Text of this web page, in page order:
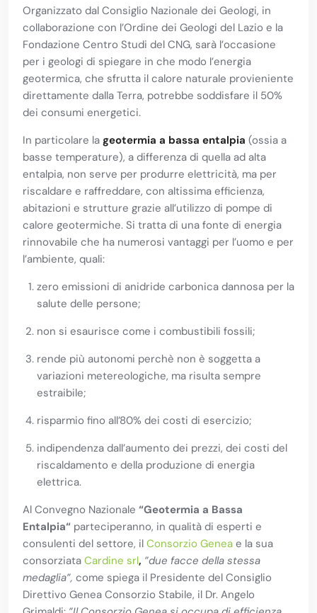
Organizzato dal Consiglio Nazionale dei Geologi, in
collaborazione con l’Ordine dei Geologi del Lazio e la
Fondazione Centro Studi del CNG, sarà l’occasione
per i geologi di spiegare in che modo l’energia
geotermica, che sfrutta il calore naturale provieniente
direttamente dalla Terra, potrebbe soddisfare il 50%
dei consumi energetici.
In particolare la geotermia a bassa entalpia (ossia a
basse temperature), a differenza di quella ad alta
entalpia, non serve per produrre elettricità, ma per
riscaldare e raffreddare, con altissima efficienza,
abitazioni e strutture grazie all’utilizzo di pompe di
calore geotermiche. Si tratta di una fonte di energia
rinnovabile che ha numerosi vantaggi per l’uomo e per
l’ambiente, quali:
zero emissioni di anidride carbonica dannosa per la
salute delle persone;
non si esaurisce come i combustibili fossili;
rende più autonomi perchè non è soggetta a
variazioni metereologiche, ma risulta sempre
estraibile;
risparmio fino all’80% dei costi di esercizio;
indipendenza dall’aumento dei prezzi, dei costi del
riscaldamento e della produzione di energia
elettrica.
Al Convegno Nazionale “Geotermia a Bassa
Entalpia“ parteciperanno, in qualità di esperti e
consulenti del settore, il Consorzio Genea e la sua
consorziata Cardine srl, ”due facce della stessa
medaglia”, come spiega il Presidente del Consiglio
Direttivo Genea Consorzio Stabile, il Dr. Angelo